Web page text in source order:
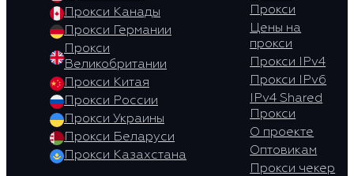
Прокси Канады
Прокси Германии
Прокси
Великобритании
Прокси Китая
Прокси России
Прокси Украины
Прокси Беларуси
Прокси Казахстана
Прокси
Цены на
прокси
Прокси IPv4
Прокси IPv6
IPv4 Shared
Прокси
О проекте
Оптовикам
Прокси чекер